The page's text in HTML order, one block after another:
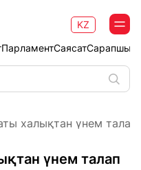
ПарламентСаясат
KZ
халықтан үнем талап
үнем талап